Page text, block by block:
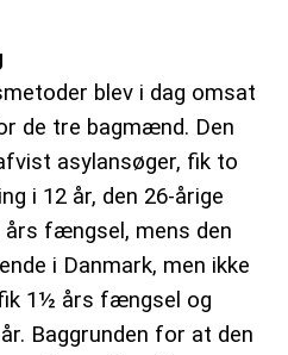
blev i dag omsat
de tre bagmænd. Den
asylansøger, fik to
i 12 år, den 26-årige
års fængsel, mens den
i Danmark, men ikke
1½ års fængsel og
Baggrunden for at den